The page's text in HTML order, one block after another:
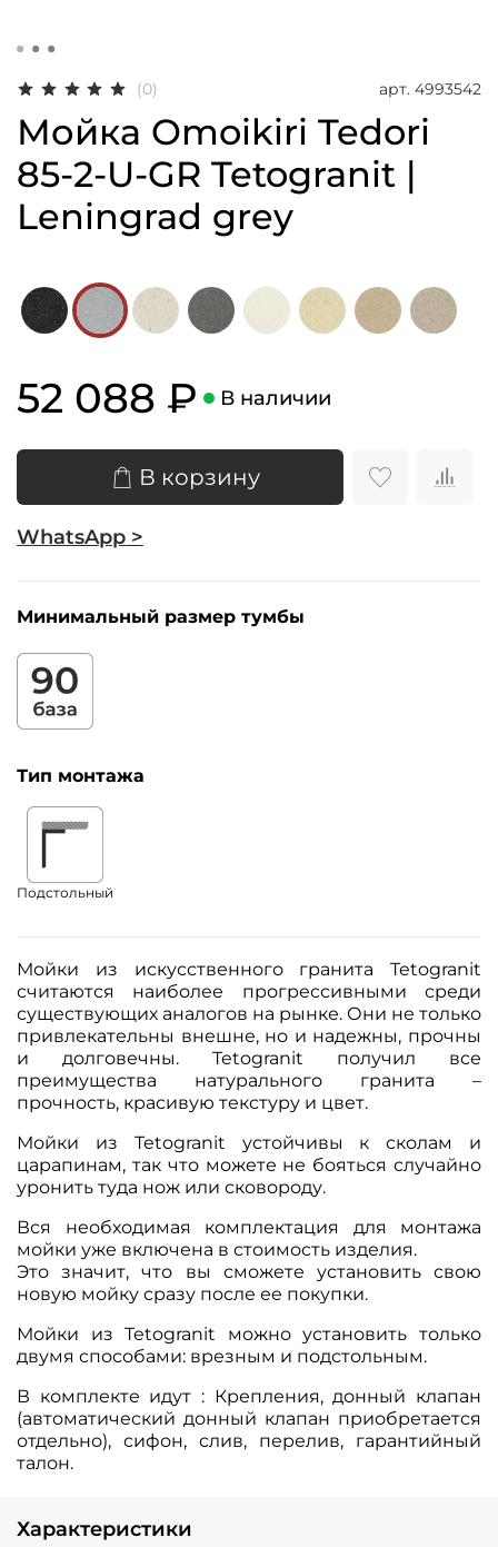
(0) арт. 4993542
Мойка Omoikiri Tedori
85-2-U-GR Tetogranit |
Leningrad grey
52 088 ₽ В наличии
В корзину
WhatsApp >
Минимальный размер тумбы
Тип монтажа
Подстольный
Мойки из искусственного гранита Tetogranit
считаются наиболее прогрессивными среди
существующих аналогов на рынке. Они не только
привлекательны внешне, но и надежны, прочны
и долговечны. Tetogranit получил все
преимущества натурального гранита –
прочность, красивую текстуру и цвет.
Мойки из Tetogranit устойчивы к сколам и
царапинам, так что можете не бояться случайно
уронить туда нож или сковороду.
Вся необходимая комплектация для монтажа
мойки уже включена в стоимость изделия.
Это значит, что вы сможете установить свою
новую мойку сразу после ее покупки.
Мойки из Tetogranit можно установить только
двумя способами: врезным и подстольным.
В комплекте идут : Крепления, донный клапан
(автоматический донный клапан приобретается
отдельно), сифон, слив, перелив, гарантийный
талон.
Характеристики